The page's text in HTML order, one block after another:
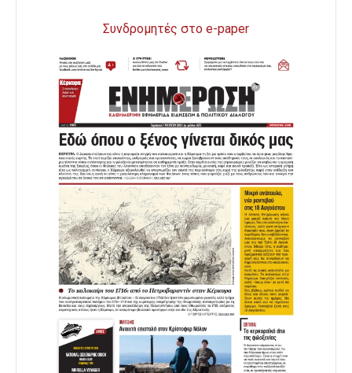
Συνδρομητές στο e-paper